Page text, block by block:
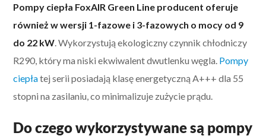
Pompy ciepła FoxAIR Green Line producent oferuje
również w wersji 1-fazowe i 3-fazowych o mocy od 9
do 22 kW. Wykorzystują ekologiczny czynnik chłodniczy
R290, który ma niski ekwiwalent dwutlenku węgla. Pompy
ciepłatej serii posiadają klasę energetyczną A+++ dla 55
stopni na zasilaniu, co minimalizuje zużycie prądu.
Do czego wykorzystywane są pompy